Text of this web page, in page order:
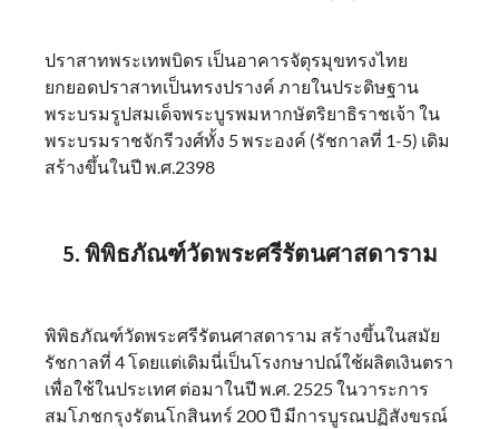
ปราสาทพระเทพบิดร เป็นอาคารจัตุรมุขทรงไทย
ยกยอดปราสาทเป็นทรงปรางค์ ภายในประดิษฐาน
พระบรมรูปสมเด็จพระบูรพมหากษัตริยาธิราชเจ้า ใน
พระบรมราชจักรีวงศ์ทั้ง 5 พระองค์ (รัชกาลที่ 1-5) เดิม
สร้างขึ้นในปี พ.ศ.2398
5. พิพิธภัณฑ์วัดพระศรีรัตนศาสดาราม
พิพิธภัณฑ์วัดพระศรีรัตนศาสดาราม สร้างขึ้นในสมัย
รัชกาลที่ 4 โดยแต่เดิมนี่เป็นโรงกษาปณ์ใช้ผลิตเงินตรา
เพื่อใช้ในประเทศ ต่อมาในปี พ.ศ. 2525 ในวาระการ
สมโภชกรุงรัตนโกสินทร์ 200 ปี มีการบูรณปฏิสังขรณ์